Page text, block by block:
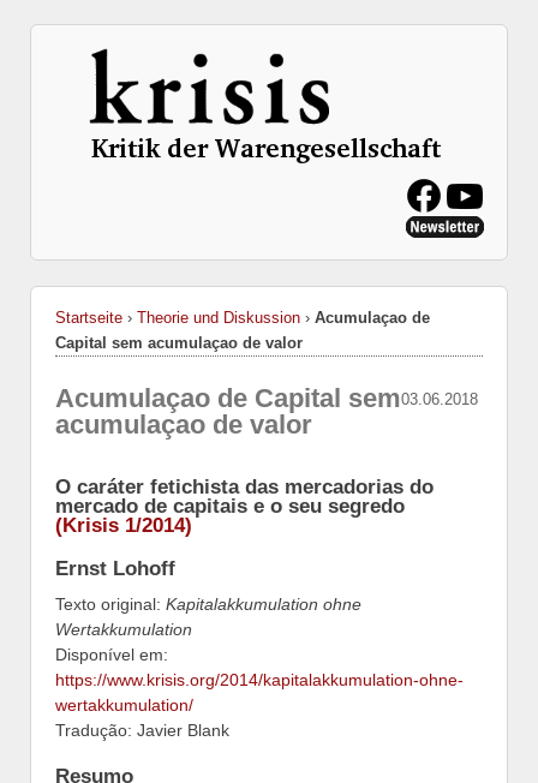
Startseite › Theorie und Diskussion › Acumulaçao de
Capital sem acumulaçao de valor
03.06.2018
Acumulaçao de Capital sem
acumulaçao de valor
O caráter fetichista das mercadorias do
mercado de capitais e o seu segredo
(Krisis 1/2014)
Ernst Lohoff
Texto original: Kapitalakkumulation ohne
Wertakkumulation
Disponível em:
https://www.krisis.org/2014/kapitalakkumulation-ohne-
wertakkumulation/
Tradução: Javier Blank
Resumo